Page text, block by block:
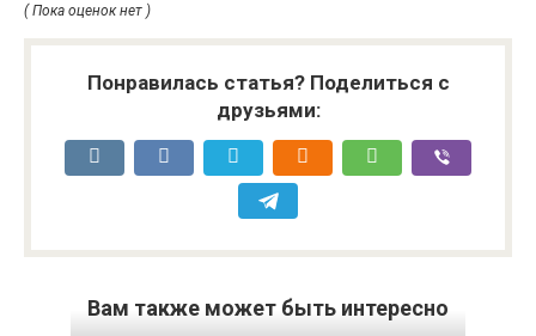
( Пока оценок нет )
Понравилась статья? Поделиться с
друзьями:
Вам также может быть интересно